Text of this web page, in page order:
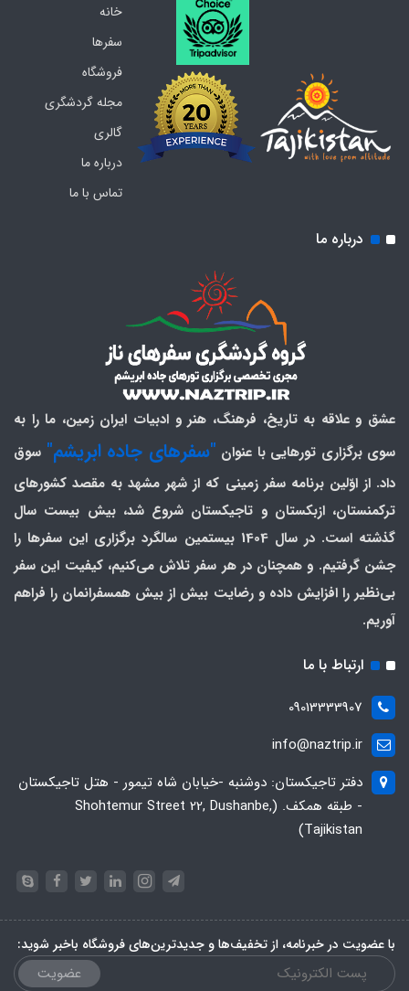
خانه
سفرها
فروشگاه
مجله گردشگری
گالری
درباره ما
تماس با ما
درباره ما
عشق و علاقه به تاریخ، فرهنگ، هنر و ادبیات ایران زمین، ما را به
سوی برگزاری تورهایی با عنوان "سفرهای جاده ابریشم" سوق
داد. از اوّلین برنامه سفر زمینی که از شهر مشهد به مقصد کشورهای
ترکمنستان، ازبکستان و تاجیکستان شروع شد، بیش بیست سال
گذشته است. در سال 1404 بیستمین سالگرد برگزاری این سفرها را
جشن گرفتیم. و همچنان در هر سفر تلاش می‌کنیم، کیفیت این سفر
بی‌نظیر را افزایش داده و رضایت بیش از بیش همسفرانمان را فراهم
آوریم.
ارتباط با ما
09013333907
info@naztrip.ir
دفتر تاجیکستان: دوشنبه -خیابان شاه تیمور - هتل تاجیکستان
- طبقه همکف. (Shohtemur Street 22, Dushanbe,
Tajikistan)
با عضویت در خبرنامه، از تخفیف‌ها و جدیدترین‌های فروشگاه باخبر شوید:
عضویت